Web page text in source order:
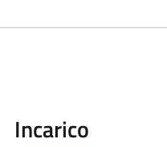
Incarico